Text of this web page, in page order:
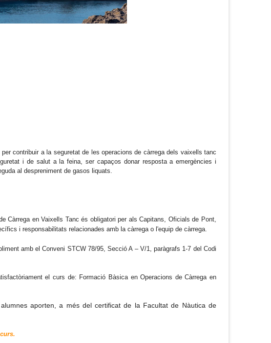
contribuir a la seguretat de les operacions de càrrega dels vaixells tanc
i de salut a la feina, ser capaços donar resposta a emergències i
al despreniment de gasos liquats.
Càrrega en Vaixells Tanc és obligatori per als Capitans, Oficials de Pont,
i responsabilitats relacionades amb la càrrega o l'equip de càrrega.
amb el Conveni STCW 78/95, Secció A – V/1, paràgrafs 1-7 del Codi
el curs de: Formació Bàsica en Operacions de Càrrega en
aporten, a més del certificat de la Facultat de Nàutica de